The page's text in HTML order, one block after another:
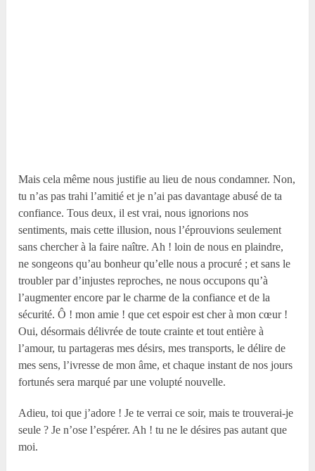
Mais cela même nous justifie au lieu de nous condamner. Non,
tu n’as pas trahi l’amitié et je n’ai pas davantage abusé de ta
confiance. Tous deux, il est vrai, nous ignorions nos
sentiments, mais cette illusion, nous l’éprouvions seulement
sans chercher à la faire naître. Ah ! loin de nous en plaindre,
ne songeons qu’au bonheur qu’elle nous a procuré ; et sans le
troubler par d’injustes reproches, ne nous occupons qu’à
l’augmenter encore par le charme de la confiance et de la
sécurité. Ô ! mon amie ! que cet espoir est cher à mon cœur !
Oui, désormais délivrée de toute crainte et tout entière à
l’amour, tu partageras mes désirs, mes transports, le délire de
mes sens, l’ivresse de mon âme, et chaque instant de nos jours
fortunés sera marqué par une volupté nouvelle.
Adieu, toi que j’adore ! Je te verrai ce soir, mais te trouverai-je
seule ? Je n’ose l’espérer. Ah ! tu ne le désires pas autant que
moi.